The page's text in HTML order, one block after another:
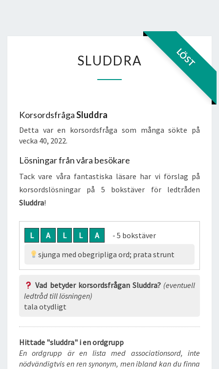
LÖST
SLUDDRA
KorsordsfrågaSluddra
Detta var en korsordsfråga som många sökte på
vecka 40, 2022.
Lösningar från våra besökare
Tack vare våra fantastiska läsare har vi förslag på
korsordslösningar på 5 bokstäver för ledtråden
Sluddra!
L A L L A
- 5 bokstäver
sjunga med obegripliga ord; prata strunt
Vad betyder korsordsfrågan Sluddra? (eventuell
ledtråd till lösningen)
tala otydligt
Hittade "sluddra" i en ordgrupp
En ordgrupp är en lista med associationsord, inte
nödvändigtvis en ren synonym, men ibland kan du finna